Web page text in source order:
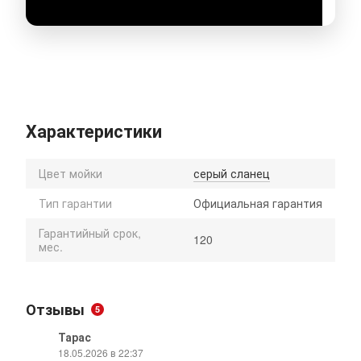
Характеристики
Цвет мойки
серый сланец
Тип гарантии
Официальная гарантия
Гарантийный срок,
мес.
120
Отзывы 5
Тарас
18.05.2026 в 22:37